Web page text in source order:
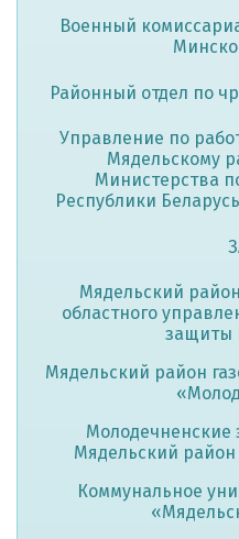
Военный
Районный отдел по
Управление по
Мядельскому
Министерства
Республики
Мядельский
областного
защиты
Мядельский район
Молодечненские
Мядельский район
Коммунальное